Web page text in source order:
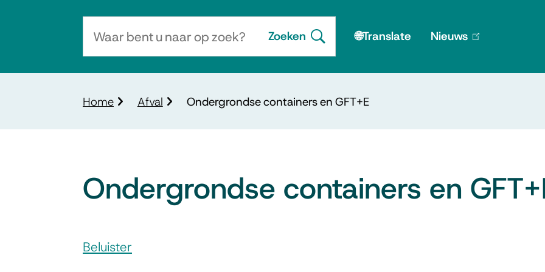
u
op
zoek?
Open
Zoeken Menu
🌐Translate Nieuws (link
extern)
Kruimelpad
Home Afval Ondergrondse containers en GFT+E
Ondergrondse containers en
Assistentie
Beluister